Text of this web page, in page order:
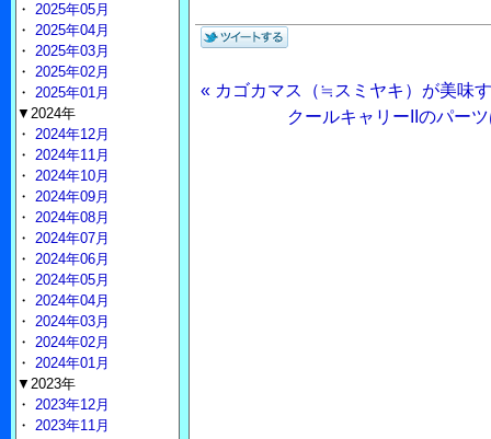
« カゴカマス（≒スミヤキ）が美味
クールキャリーIIのパー
・ 2025年05月
・ 2025年04月
・ 2025年03月
・ 2025年02月
・ 2025年01月
▼2024年
・ 2024年12月
・ 2024年11月
・ 2024年10月
・ 2024年09月
・ 2024年08月
・ 2024年07月
・ 2024年06月
・ 2024年05月
・ 2024年04月
・ 2024年03月
・ 2024年02月
・ 2024年01月
▼2023年
・ 2023年12月
・ 2023年11月